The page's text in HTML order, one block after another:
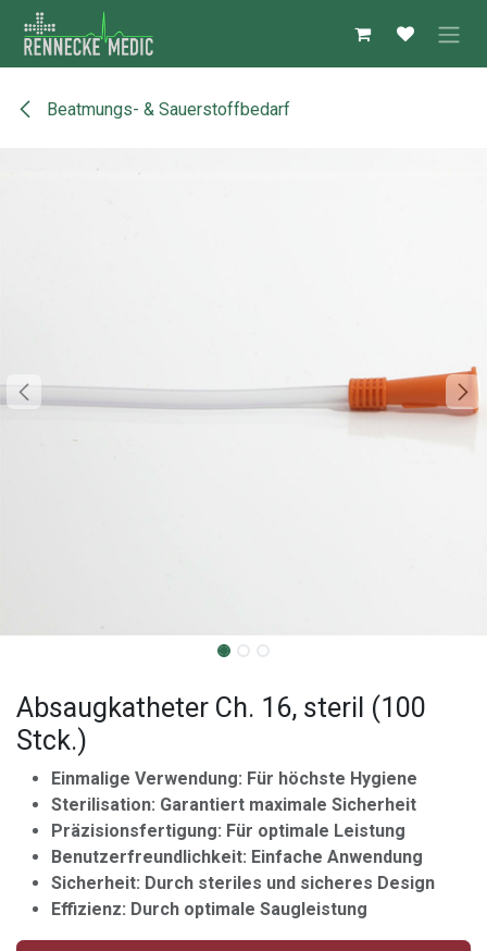
Zum Inhalt springen
Beatmungs- & Sauerstoffbedarf
Absaugkatheter Ch. 16, steril (100
Stck.)
Einmalige Verwendung: Für höchste Hygiene
Sterilisation: Garantiert maximale Sicherheit
Präzisionsfertigung: Für optimale Leistung
Benutzerfreundlichkeit: Einfache Anwendung
Sicherheit: Durch steriles und sicheres Design
Effizienz: Durch optimale Saugleistung